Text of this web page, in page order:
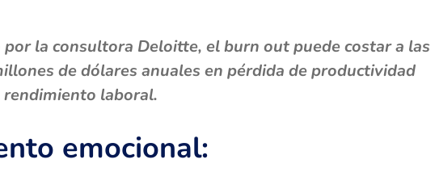
la consultora Deloitte, el burn out puede costar a las
de dólares anuales en pérdida de productividad
laboral.
emocional: